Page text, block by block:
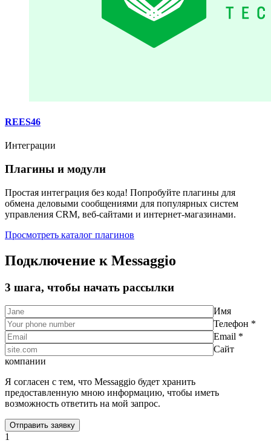
REES46
Интеграции
Плагины и модули
Простая интеграция без кода! Попробуйте плагины для
обмена деловыми сообщениями для популярных систем
управления CRM, веб-сайтами и интернет-магазинами.
Просмотреть каталог плагинов
Подключение к Messaggio
3 шага, чтобы начать рассылки
Имя
Телефон *
Email *
Сайт
компании
Я согласен с тем, что Messaggio будет хранить
предоставленную мною информацию, чтобы иметь
возможность ответить на мой запрос.
1